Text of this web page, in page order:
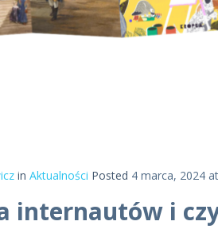
in Aktualności Posted 4 marca, 2024
internautów i